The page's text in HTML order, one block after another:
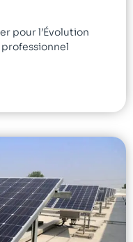
pour l’Évolution
professionnel